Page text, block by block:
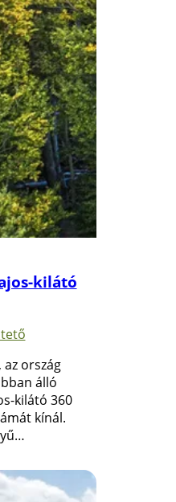
kilátó
ország
álló
kilátó 360
kínál.